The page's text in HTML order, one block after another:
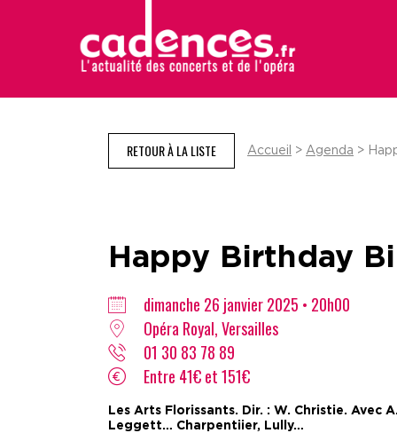
RETOUR À LA LISTE Accueil > Agenda >
Happy Birthday
dimanche 26 janvier 2025 • 20h00
Opéra Royal, Versailles
01 30 83 78 89
Entre 41€ et 151€
Les Arts Florissants. Dir. : W. Christie. Avec
Leggett… Charpentiier, Lully…